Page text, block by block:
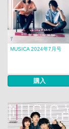
MUSICA 2024年7月号
購入